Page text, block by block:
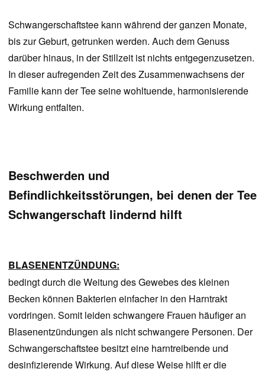
Schwangerschaftstee kann während der ganzen Monate,
bis zur Geburt, getrunken werden. Auch dem Genuss
darüber hinaus, in der Stillzeit ist nichts entgegenzusetzen.
In dieser aufregenden Zeit des Zusammenwachsens der
Familie kann der Tee seine wohltuende, harmonisierende
Wirkung entfalten.
Beschwerden und
Befindlichkeitsstörungen, bei denen der Tee
Schwangerschaft lindernd hilft
BLASENENTZÜNDUNG:
bedingt durch die Weitung des Gewebes des kleinen
Becken können Bakterien einfacher in den Harntrakt
vordringen. Somit leiden schwangere Frauen häufiger an
Blasenentzündungen als nicht schwangere Personen. Der
Schwangerschaftstee besitzt eine harntreibende und
desinfizierende Wirkung. Auf diese Weise hilft er die